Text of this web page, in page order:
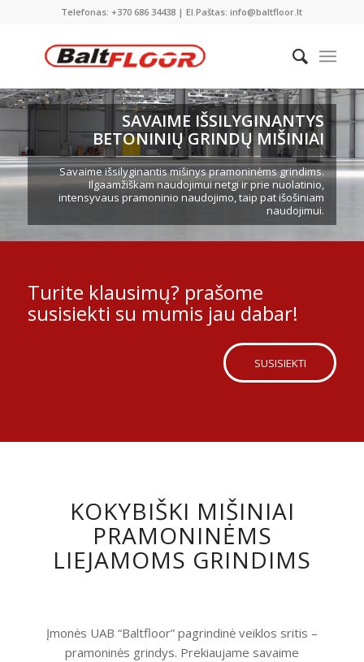
Telefonas: +370 686 34438 | El.Paštas: info@baltfloor.lt
SAVAIME IŠSILYGINANTYS
BETONINIŲ GRINDŲ MIŠINIAI
Savaime išsilyginantis mišinys pramoninėms grindims.
Ilgaamžiškam naudojimui netgi ir prie nuolatinio,
intensyvaus pramoninio naudojimo, taip pat išošiniam
naudojimui.
Turite klausimų? prašome
susisiekti su mumis jau dabar!
SUSISIEKTI
KOKYBIŠKI MIŠINIAI
PRAMONINĖMS
LIEJAMOMS GRINDIMS
Įmonės UAB “Baltfloor” pagrindinė veiklos sritis –
pramoninės grindys. Prekiaujame savaime